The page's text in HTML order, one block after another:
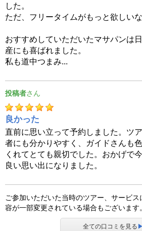
した。
ただ、フリータイムがもっと欲しいな
おすすめしていただいたマサパンは
産にも喜ばれました。
私も道中つまみ...
投稿者
良かった
直前に思い立って予約しました。ツ
者にも分かりやすく、ガイドさんも
くれてとても親切でした。おかげで
良い思い出になりました。
ご参加いただいた当時のツアー、サービ
容が一部変更されている場合もございます。
全ての口コミを見る ▶